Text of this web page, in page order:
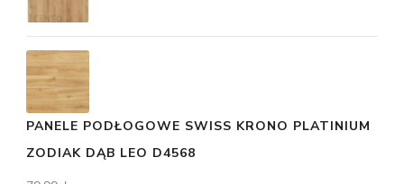
PANELE PODŁOGOWE SWISS KRONO PLATINIUM
ZODIAK DĄB LEO D4568